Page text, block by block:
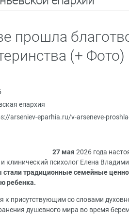
прошла
(+ Фото)
епархия
arseniev-eparhia.ru/v-arseneve-
27 мая 2026 года
клинический психолог Елена
традиционные семейные
ребенка.
к присутствующим со словами
душевного мира во время